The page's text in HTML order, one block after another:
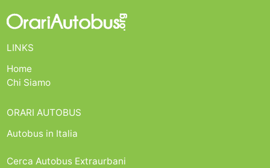
LINKS
Home
Chi Siamo
ORARI AUTOBUS
Autobus in Italia
Cerca Autobus Extraurbani